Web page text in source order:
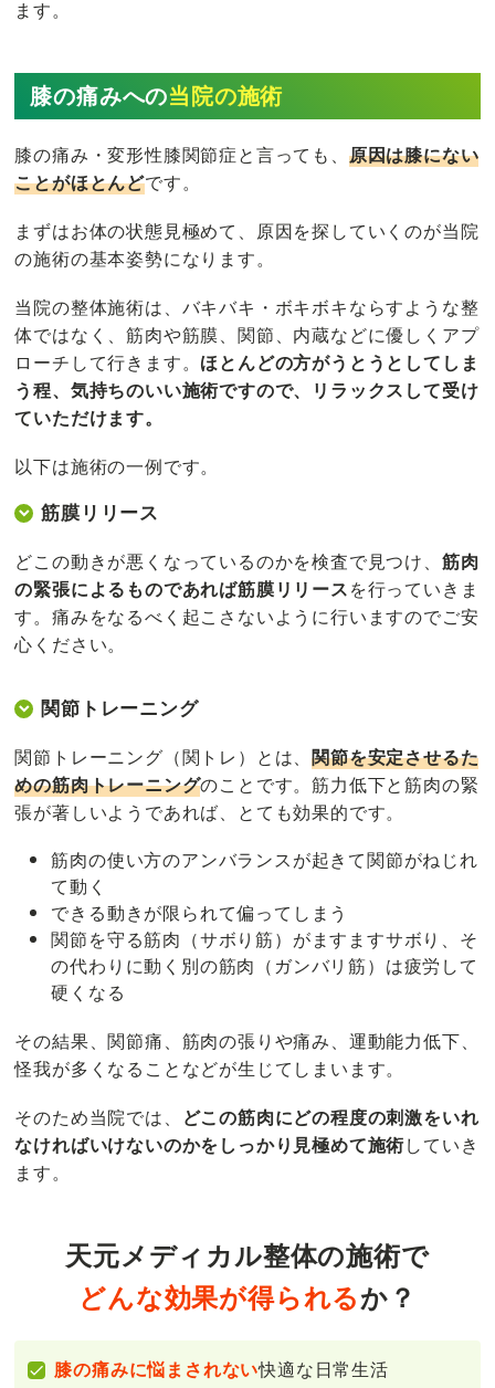
ます。
膝の痛みへの当院の施術
膝の痛み・変形性膝関節症と言っても、 原因は膝にない
ことがほとんどです。
まずはお体の状態見極めて、原因を探していくのが当院
の施術の基本姿勢になります。
当院の整体施術は、バキバキ・ボキボキならすような整
体ではなく、筋肉や筋膜、関節、内蔵などに優しくアプ
ローチして行きます。 ほとんどの方がうとうとしてしま
う程、気持ちのいい施術ですので、リラックスして受け
ていただけます。
以下は施術の一例です。
筋膜リリース
どこの動きが悪くなっているのかを検査で見つけ、 筋肉
の緊張によるものであれば筋膜リリースを行っていきま
す。痛みをなるべく起こさないように行いますのでご安
心ください。
関節トレーニング
関節トレーニング（関トレ）とは、関節を安定させるた
めの筋肉トレーニングのことです。筋力低下と筋肉の緊
張が著しいようであれば、とても効果的です。
筋肉の使い方のアンバランスが起きて関節がねじれ
て動く
できる動きが限られて偏ってしまう
関節を守る筋肉（サボり筋）がますますサボり、そ
の代わりに動く別の筋肉（ガンバリ筋）は疲労して
硬くなる
その結果、関節痛、筋肉の張りや痛み、運動能力低下、
怪我が多くなることなどが生じてしまいます。
そのため当院では、
どこの筋肉にどの程度の刺激をいれ
なければいけないのかをしっかり見極めて施術していき
ます。
天元メディカル整体の施術で
どんな効果が得られるか？
膝の痛みに悩まされない快適な日常生活